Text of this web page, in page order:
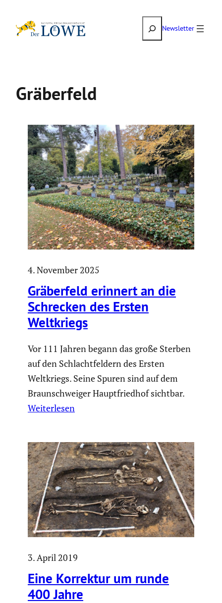
Inhalt
SuchenNewsletter
Gräberfeld
4. November 2025
Gräber­feld erinnert an die
Schrecken des Ersten
Weltkriegs
Vor 111 Jahren begann das große Sterben
auf den Schlachtfeldern des Ersten
Weltkriegs. Seine Spuren sind auf dem
Braunschweiger Hauptfriedhof sichtbar.
Weiterlesen
3. April 2019
Eine Korrektur um runde
400 Jahre